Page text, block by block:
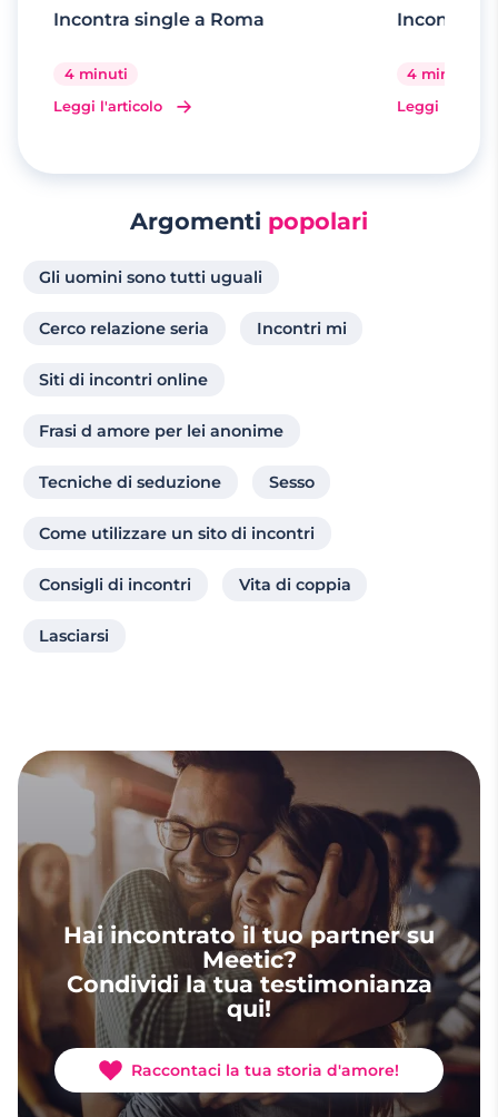
Incontra single a Roma
4 minuti
Leggi l'articolo
Incontra
4 minuti
Leggi
Argomenti popolari
Gli uomini sono tutti uguali
Cerco relazione seria Incontri mi
Siti di incontri online
Frasi d amore per lei anonime
Tecniche di seduzione Sesso
Come utilizzare un sito di incontri
Consigli di incontri Vita di coppia
Lasciarsi
Hai incontrato il tuo partner su
Meetic?
Condividi la tua testimonianza
qui!
Raccontaci la tua storia d'amore!